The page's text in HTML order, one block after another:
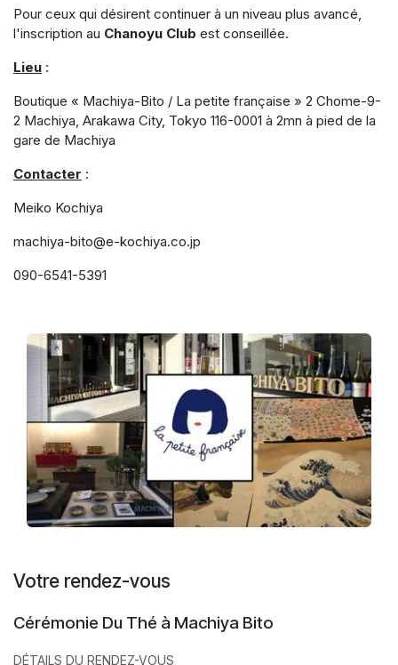
Pour ceux qui désirent continuer à un niveau plus avancé,
l'inscription au Chanoyu Club est conseillée.
Lieu :
Boutique « Machiya-Bito / La petite française » 2 Chome-9-
2 Machiya, Arakawa City, Tokyo 116-0001 à 2mn à pied de la
gare de Machiya
Contacter :
Meiko Kochiya
machiya-bito@e-kochiya.co.jp
090-6541-5391
Votre rendez-vous
Cérémonie Du Thé à Machiya Bito
DÉTAILS DU RENDEZ-VOUS